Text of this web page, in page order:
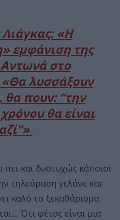
Λιάγκας: «Η
εμφάνιση της
στο
λυσσάξουν
θα πουν: “την
θα είναι
πει και δυστυχώς κάποιοι
τηλεόραση γελάνε και
καλό το ξεκαθάρισμα
Ότι φέτος είναι μια